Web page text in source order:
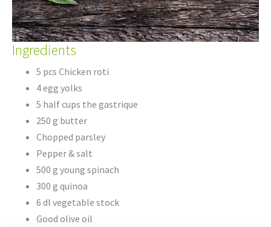
Ingredients
5 pcs Chicken roti
4 egg yolks
5 half cups the gastrique
250 g butter
Chopped parsley
Pepper & salt
500 g young spinach
300 g quinoa
6 dl vegetable stock
Good olive oil